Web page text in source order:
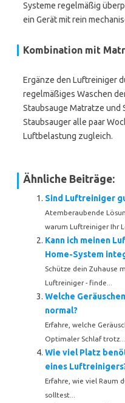
Systeme regelmäßig
ein Gerät mit rein
Kombination mit
Ergänze den Luftreiniger
regelmäßiges Waschen
Staubsauge Matratze und
Staubsauger alle paar
Luftbelastung zugleich.
Ähnliche Beiträge:
Sind Luftreiniger
Atemberaubende
warum Luftreiniger Ihr
Kann ich meinen
Home-System
Schütze dein Zuhause
Luftreiniger - finde...
Welche
normal?
Erfahre, welche
Optimaler Schlaf trotz...
Wie viel Platz
eines
Erfahre, wie viel Raum
solltest...